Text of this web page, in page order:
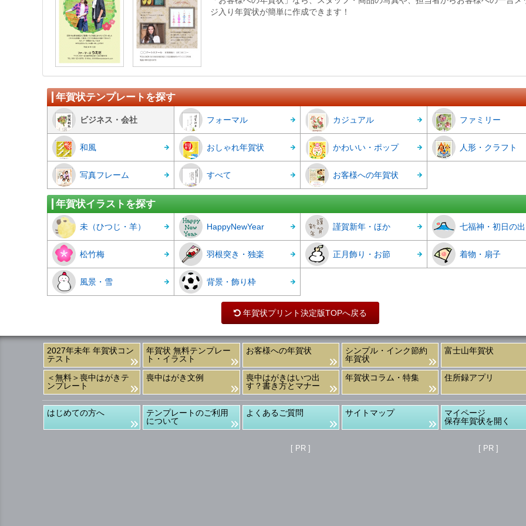
ジ入り年賀状が簡単に作成できます！
年賀状テンプレートを探す
ビジネス・会社 フォーマル カジュアル ファミリー
和風 おしゃれ年賀状 かわいい・ポップ 人形・クラフト
写真フレーム すべて お客様への年賀状
年賀状イラストを探す
未（ひつじ・羊） HappyNewYear 謹賀新年・ほか 七福神・初日の出
松竹梅 羽根突き・独楽 正月飾り・お節 着物・扇子
風景・雪 背景・飾り枠
年賀状プリント決定版TOPへ戻る
2027年未年 年賀状コン
テスト
年賀状 無料テンプレー
ト・イラスト
お客様への年賀状
シンプル・インク節約
年賀状
富士山年賀状
＜無料＞喪中はがきテ
ンプレート
喪中はがき文例
喪中はがきはいつ出
す？書き方とマナー
年賀状コラム・特集 住所録アプリ
はじめての方へ
テンプレートのご利用
について
よくあるご質問 サイトマップ
マイページ
保存年賀状を開く
[ PR ] [ PR ]